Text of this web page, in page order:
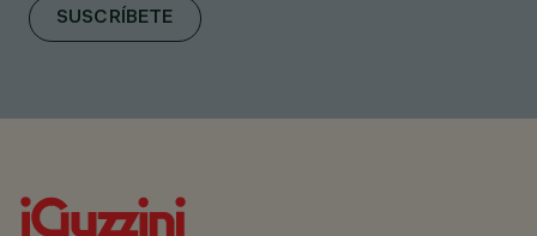
SUSCRÍBETE